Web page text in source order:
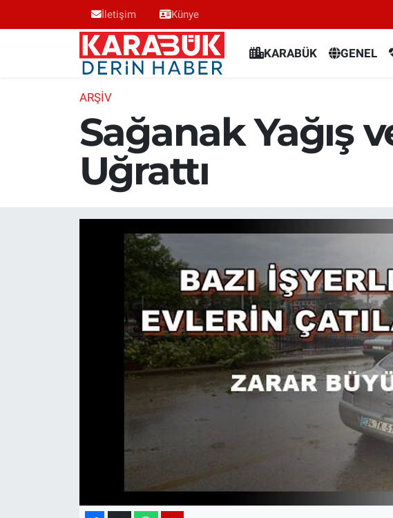
İletişim Künye
KARABÜK GENEL
ARŞİV
Sağanak Yağış
Uğrattı
Karabük Nöbetçi Eczaneler
Karabük Hava Durumu
Karabük Trafik Yoğunluk Haritası
Süper Lig Puan Durumu ve Fikstür
Tüm Manşetler